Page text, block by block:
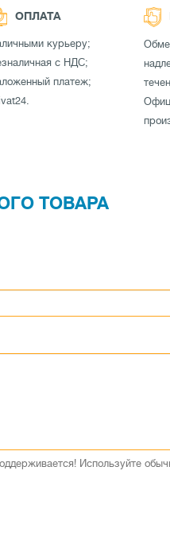
ОПЛАТА
курьеру;
с НДС;
платеж;
ТОВАРА
Используйте